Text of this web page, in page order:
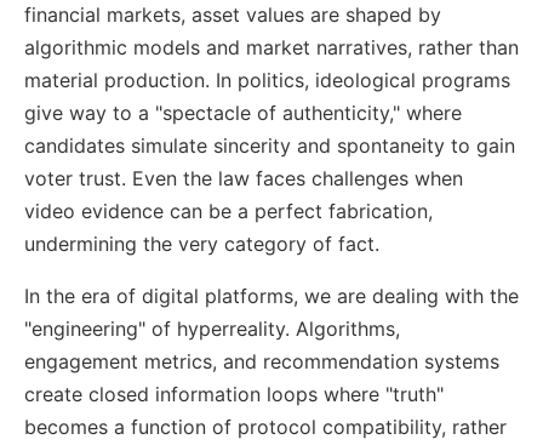
financial markets, asset values are shaped by
algorithmic models and market narratives, rather than
material production. In politics, ideological programs
give way to a "spectacle of authenticity," where
candidates simulate sincerity and spontaneity to gain
voter trust. Even the law faces challenges when
video evidence can be a perfect fabrication,
undermining the very category of fact.
In the era of digital platforms, we are dealing with the
"engineering" of hyperreality. Algorithms,
engagement metrics, and recommendation systems
create closed information loops where "truth"
becomes a function of protocol compatibility, rather